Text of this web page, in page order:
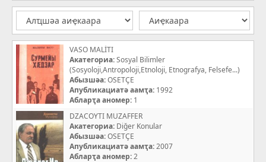
VASO MALİTI
Акатегориа:Sosyal Bilimler
(Sosyoloji,Antropoloji,Etnoloji, Etnografya, Felsefe...)
Абызшәа:OSETÇE
Апубликациатә аамҭа: 1992
Абларҭа аномер: 1
DZACOYTI MUZAFFER
Акатегориа: Diğer Konular
Абызшәа:OSETÇE
Апубликациатә аамҭа:2007
Абларҭа аномер:2